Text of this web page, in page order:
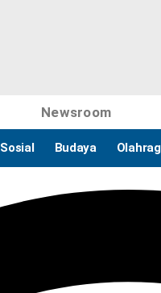
Newsroom
Sosial Budaya